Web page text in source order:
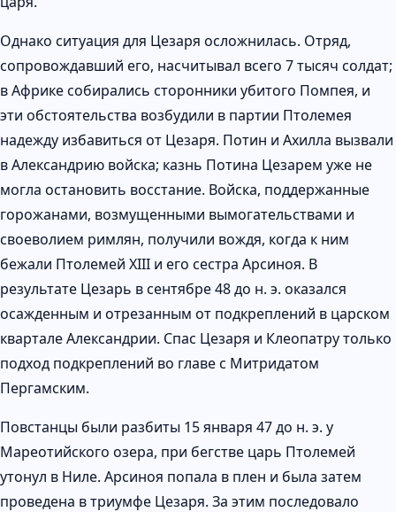
Однако ситуация для Цезаря осложнилась. Отряд,
сопровождавший его, насчитывал всего 7 тысяч солдат;
в Африке собирались сторонники убитого Помпея, и
эти обстоятельства возбудили в партии Птолемея
надежду избавиться от Цезаря. Потин и Ахилла вызвали
в Александрию войска; казнь Потина Цезарем уже не
могла остановить восстание. Войска, поддержанные
горожанами, возмущенными вымогательствами и
своеволием римлян, получили вождя, когда к ним
бежали Птолемей XIII и его сестра Арсиноя. В
результате Цезарь в сентябре 48 до н. э. оказался
осажденным и отрезанным от подкреплений в царском
квартале Александрии. Спас Цезаря и Клеопатру только
подход подкреплений во главе с Митридатом
Пергамским.
Повстанцы были разбиты 15 января 47 до н. э. у
Мареотийского озера, при бегстве царь Птолемей
утонул в Ниле. Арсиноя попала в плен и была затем
проведена в триумфе Цезаря. За этим последовало